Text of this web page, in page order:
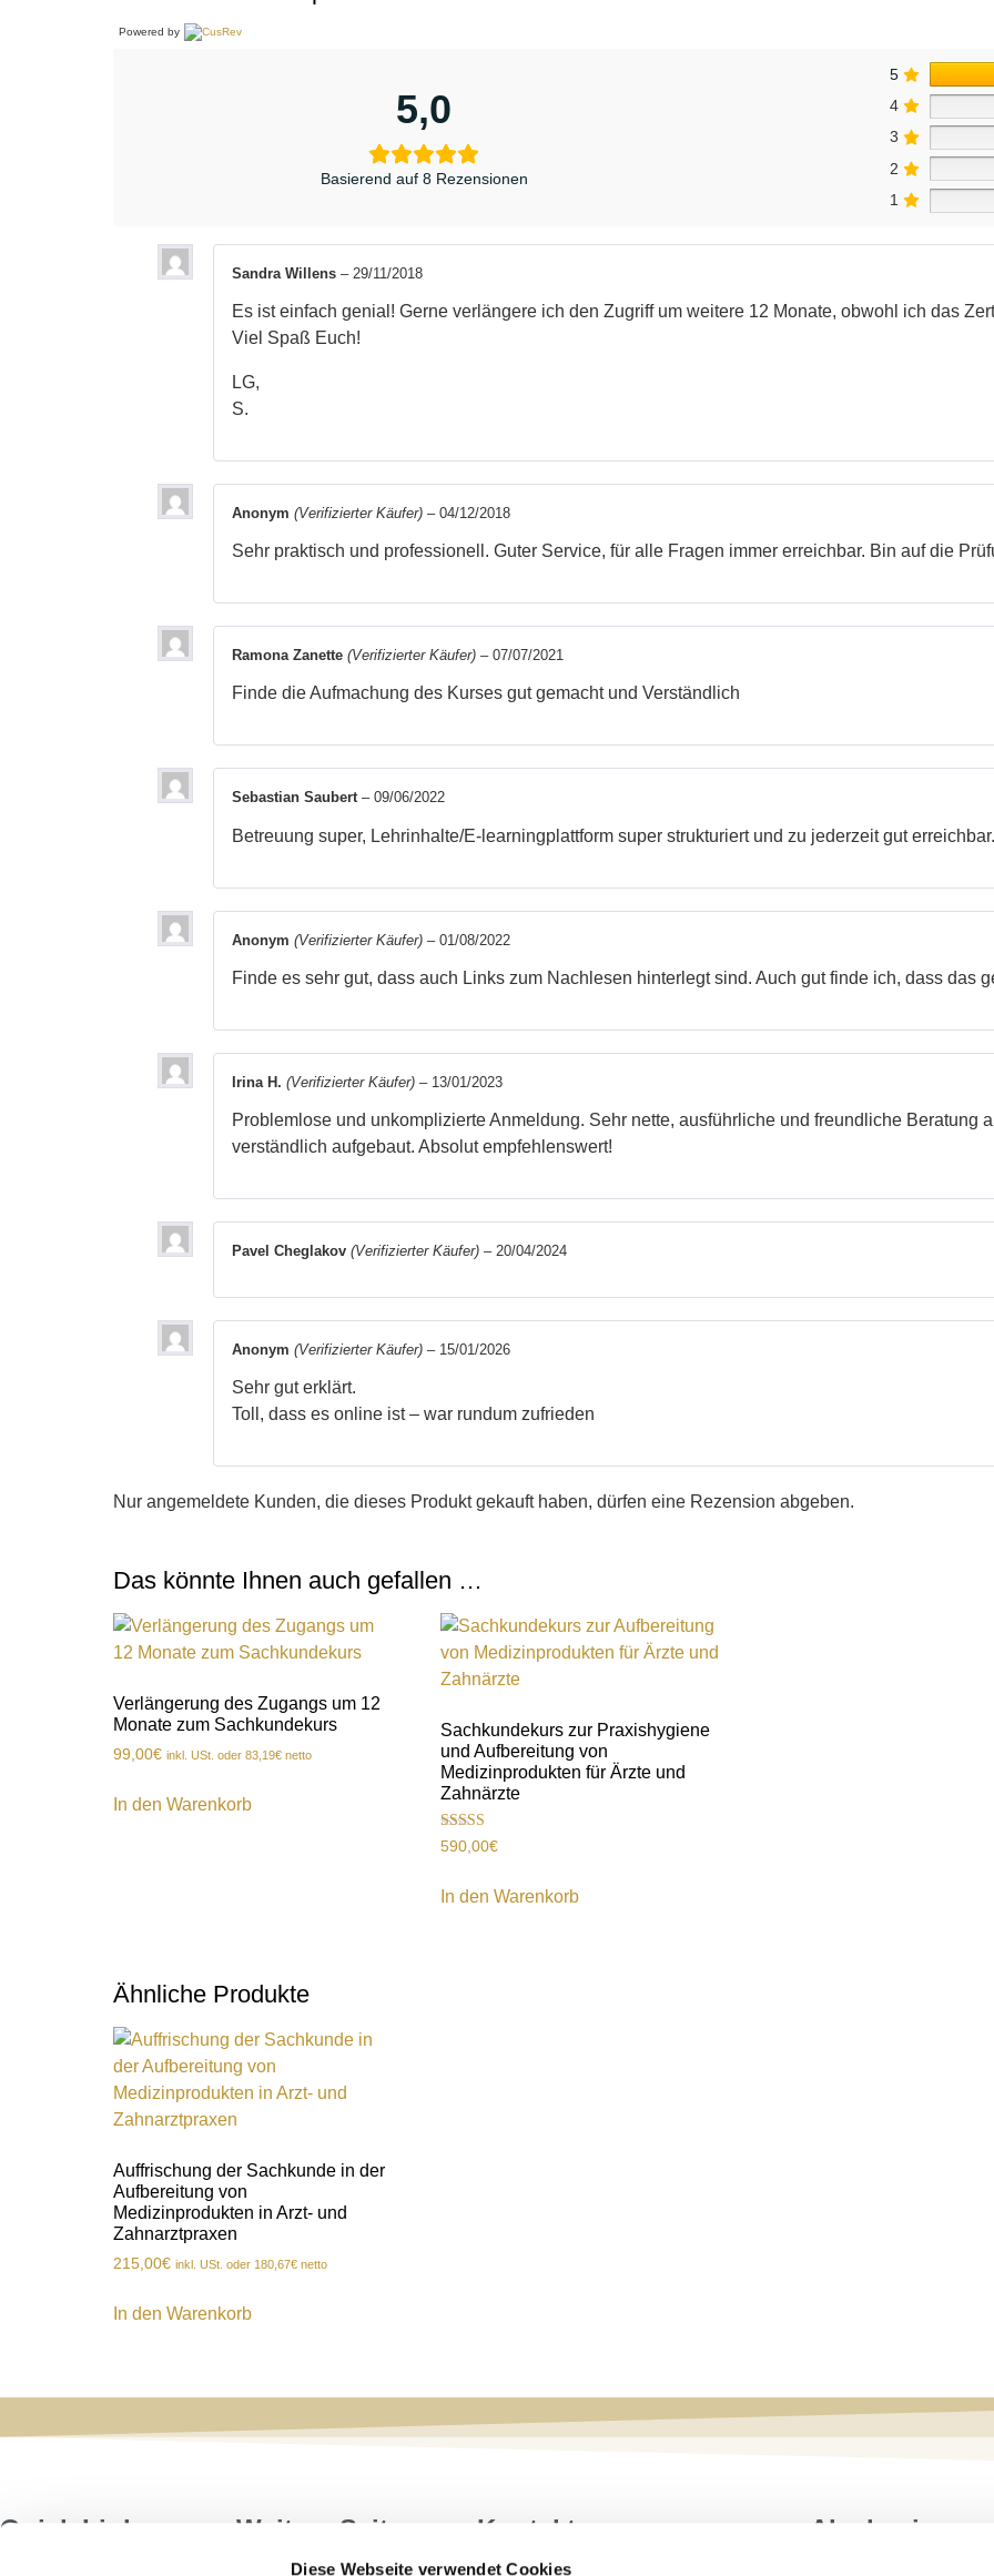
Diese Webseite verwendet Cookies
Powered by
5,0
Basierend auf 8 Rezensionen
5
4
3
2
1
Sandra Willens – 29/11/2018
Es ist einfach genial! Gerne verlängere ich den Zugriff um weitere 12 Monate, obwohl ich das
Viel Spaß Euch!
LG,
S.
Anonym (Verifizierter Käufer) – 04/12/2018
Sehr praktisch und professionell. Guter Service, für alle Fragen immer erreichbar. Bin auf die
Ramona Zanette (Verifizierter Käufer) – 07/07/2021
Finde die Aufmachung des Kurses gut gemacht und Verständlich
Sebastian Saubert – 09/06/2022
Betreuung super, Lehrinhalte/E-learningplattform super strukturiert und zu jederzeit gut
Anonym (Verifizierter Käufer) – 01/08/2022
Finde es sehr gut, dass auch Links zum Nachlesen hinterlegt sind. Auch gut finde ich, dass das
Irina H. (Verifizierter Käufer) – 13/01/2023
Problemlose und unkomplizierte Anmeldung. Sehr nette, ausführliche und freundliche Beratung
verständlich aufgebaut. Absolut empfehlenswert!
Pavel Cheglakov (Verifizierter Käufer) – 20/04/2024
Anonym (Verifizierter Käufer) – 15/01/2026
Sehr gut erklärt.
Toll, dass es online ist – war rundum zufrieden
Nur angemeldete Kunden, die dieses Produkt gekauft haben, dürfen eine Rezension abgeben.
Das könnte Ihnen auch gefallen …
Verlängerung des Zugangs um 12
Monate zum Sachkundekurs
99,00€ inkl. USt. oder 83,19€ netto
In den Warenkorb
Sachkundekurs zur Praxishygiene
und Aufbereitung von
Medizinprodukten für Ärzte und
Zahnärzte
Bewertet
von 5
590,00€
In den Warenkorb
Ähnliche Produkte
Auffrischung der Sachkunde in der
Aufbereitung von
Medizinprodukten in Arzt- und
Zahnarztpraxen
215,00€ inkl. USt. oder 180,67€ netto
In den Warenkorb
Quick Links Weitere Seiten Kontakt Akademie